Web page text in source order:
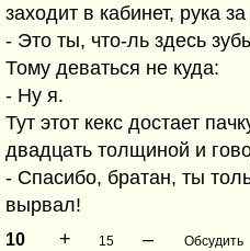
заходит в кабинет, рука
- Это ты, что-ль здесь
Тому деваться не куда:
- Ну я.
Тут этот кекс достает
двадцать толщиной и
- Спасибо, братан, ты
вырвал!
10 + 15 – Обсудить